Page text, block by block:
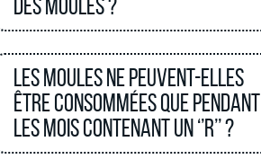
des moules ?
Les moules ne peuvent-elles
être consommées que pendant
les mois contenant un ‘’R’’ ?